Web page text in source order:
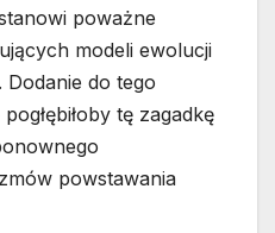
poważne
modeli ewolucji
Dodanie do tego
tę zagadkę
powstawania